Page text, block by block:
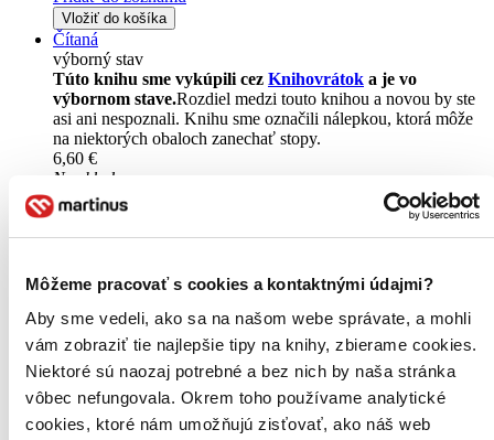
Môžeme pracovať s cookies a kontaktnými údajmi?
Aby sme vedeli, ako sa na našom webe správate, a mohli
vám zobraziť tie najlepšie tipy na knihy, zbierame cookies.
Niektoré sú naozaj potrebné a bez nich by naša stránka
vôbec nefungovala. Okrem toho používame analytické
cookies, ktoré nám umožňujú zisťovať, ako náš web
Vložiť do košíka
Čítaná
výborný stav
Túto knihu sme vykúpili cez Knihovrátok a je vo
výbornom stave.Rozdiel medzi touto knihou a novou by ste
asi ani nespoznali. Knihu sme označili nálepkou, ktorá môže
na niektorých obaloch zanechať stopy.
6,60 €
Na sklade
Tento produkt síce máme aktuálne na sklade, máme však už
iba posledné kusy a ďalšie už nemá ani distribútor, preto je
možné, že bude onedlho úplne vypredaný. Ak ho chcete mať,
Vložiť do košíka